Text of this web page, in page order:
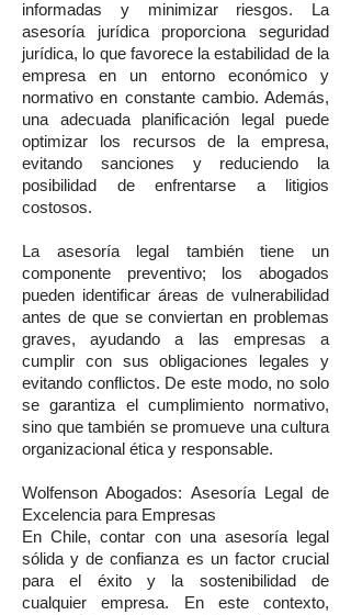
informadas y minimizar riesgos. La
asesoría jurídica proporciona seguridad
jurídica, lo que favorece la estabilidad de la
empresa en un entorno económico y
normativo en constante cambio. Además,
una adecuada planificación legal puede
optimizar los recursos de la empresa,
evitando sanciones y reduciendo la
posibilidad de enfrentarse a litigios
costosos.
La asesoría legal también tiene un
componente preventivo; los abogados
pueden identificar áreas de vulnerabilidad
antes de que se conviertan en problemas
graves, ayudando a las empresas a
cumplir con sus obligaciones legales y
evitando conflictos. De este modo, no solo
se garantiza el cumplimiento normativo,
sino que también se promueve una cultura
organizacional ética y responsable.
Wolfenson Abogados: Asesoría Legal de
Excelencia para Empresas
En Chile, contar con una asesoría legal
sólida y de confianza es un factor crucial
para el éxito y la sostenibilidad de
cualquier empresa. En este contexto,